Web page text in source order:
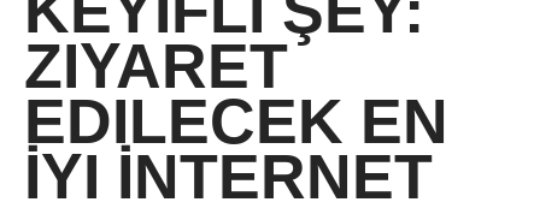
ZIYARET
EDILECEK EN
İYI İNTERNET